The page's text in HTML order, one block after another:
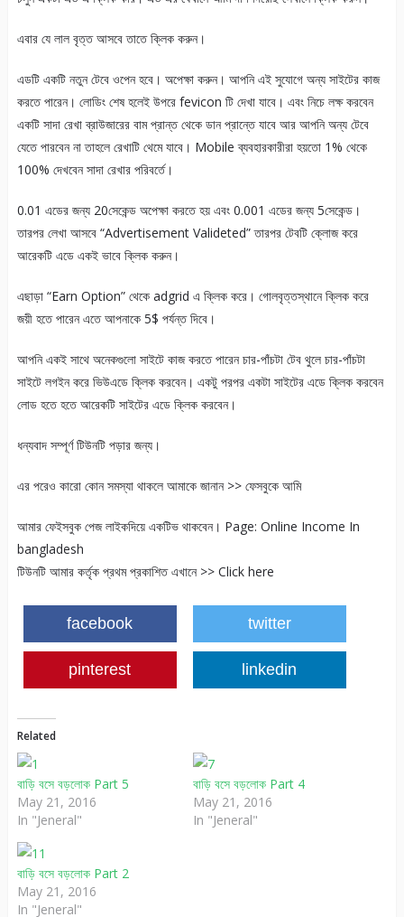
এবার যে লাল বৃত্ত আসবে তাতে ক্লিক করুন।
এডটি একটি নতুন টেবে ওপেন হবে। অপেক্ষা করুন। আপনি এই সুযোগে অন্য সাইটের কাজ
করতে পারেন। লোডিং শেষ হলেই উপরে fevicon টি দেখা যাবে। এবং নিচে লক্ষ করবেন
একটি সাদা রেখা ব্রাউজারের বাম প্রান্ত থেকে ডান প্রান্তে যাবে আর আপনি অন্য টেবে
যেতে পারবেন না তাহলে রেখাটি থেমে যাবে। Mobile ব্যবহারকারীরা হয়তো 1% থেকে
100% দেখবেন সাদা রেখার পরিবর্তে।
0.01 এডের জন্য 20সেকেন্ড অপেক্ষা করতে হয় এবং 0.001 এডের জন্য 5সেকেন্ড।
তারপর লেখা আসবে “Advertisement Valideted” তারপর টেবটি ক্লোজ করে
আরেকটি এডে একই ভাবে ক্লিক করুন।
এছাড়া “Earn Option” থেকে adgrid এ ক্লিক করে। গোলবৃত্তস্থানে ক্লিক করে
জয়ী হতে পারেন এতে আপনাকে 5$ পর্যন্ত দিবে।
আপনি একই সাথে অনেকগুলো সাইটে কাজ করতে পারেন চার-পাঁচটা টেব থুলে চার-পাঁচটা
সাইটে লগইন করে ভিউএডে ক্লিক করবেন। একটু পরপর একটা সাইটের এডে ক্লিক করবেন
লোড হতে হতে আরেকটি সাইটের এডে ক্লিক করবেন।
ধন্যবাদ সম্পূর্ণ টিউনটি পড়ার জন্য।
এর পরেও কারো কোন সমস্যা থাকলে আমাকে জানান >> ফেসবুকে আমি
আমার ফেইসবুক পেজ লাইকদিয়ে একটিভ থাকবেন। Page: Online Income In
bangladesh
টিউনটি আমার কর্তৃক প্রথম প্রকাশিত এখানে >> Click here
facebook twitter
pinterest linkedin
Related
বাড়ি বসে বড়লোক Part 5
May 21, 2016
In "Jeneral"
বাড়ি বসে বড়লোক Part 4
May 21, 2016
In "Jeneral"
বাড়ি বসে বড়লোক Part 2
May 21, 2016
In "Jeneral"